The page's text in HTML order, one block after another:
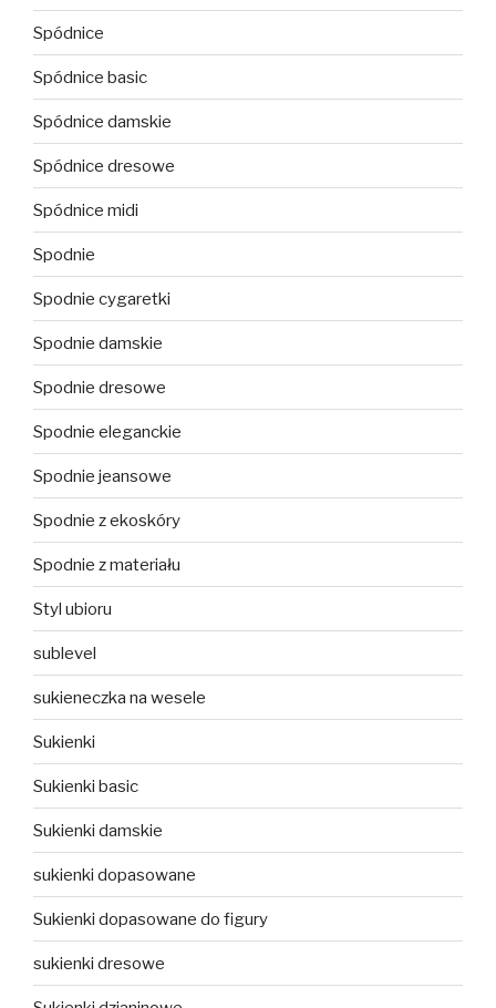
Spódnice
Spódnice basic
Spódnice damskie
Spódnice dresowe
Spódnice midi
Spodnie
Spodnie cygaretki
Spodnie damskie
Spodnie dresowe
Spodnie eleganckie
Spodnie jeansowe
Spodnie z ekoskóry
Spodnie z materiału
Styl ubioru
sublevel
sukieneczka na wesele
Sukienki
Sukienki basic
Sukienki damskie
sukienki dopasowane
Sukienki dopasowane do figury
sukienki dresowe